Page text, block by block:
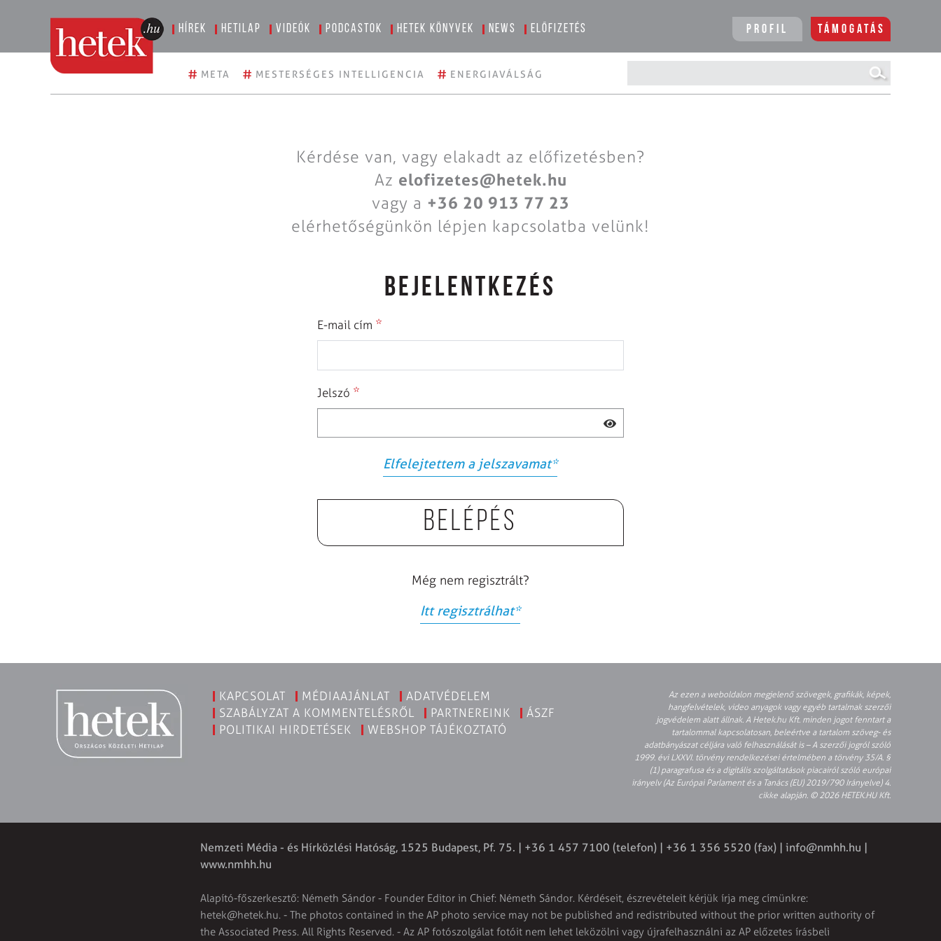
Hírek Hetilap Videók Podcastok Hetek könyvek News Előfizetés Profil Támogatás
# META # MESTERSÉGES INTELLIGENCIA # ENERGIAVÁLSÁG
Kérdése van, vagy elakadt az előfizetésben?
Az elofizetes@hetek.hu
vagy a +36 20 913 77 23
elérhetőségünkön lépjen kapcsolatba velünk!
BEJELENTKEZÉS
E-mail cím *
Jelszó *
Elfelejtettem a jelszavamat*
Belépés
Még nem regisztrált?
Itt regisztrálhat*
KAPCSOLAT MÉDIAAJÁNLAT
ADATVÉDELEM
SZABÁLYZAT A KOMMENTELÉSRŐL
PARTNEREINK
ÁSZF
POLITIKAI HIRDETÉSEK
WEBSHOP TÁJÉKOZTATÓ
Az ezen a weboldalon megjelenő szövegek, grafikák, képek,
hangfelvételek, video anyagok vagy egyéb tartalmak szerzői
jogvédelem alatt állnak. A Hetek.hu Kft. minden jogot fenntart a
tartalommal kapcsolatosan, beleértve a tartalom szöveg- és
adatbányászat céljára való felhasználását is – A szerzői jogról szóló
1999. évi LXXVI. törvény rendelkezései értelmében a törvény 35/A. §
(1) paragrafusa és a digitális szolgáltatások piacairól szóló európai
irányelv (Az Európai Parlament és a Tanács (EU) 2019/790 Irányelve) 4.
cikke alapján. © 2026 HETEK.HU Kft.
Nemzeti Média - és Hírközlési Hatóság, 1525 Budapest, Pf. 75. | +36 1 457 7100 (telefon) | +36 1 356 5520 (fax) | info@nmhh.hu |
www.nmhh.hu
Alapító-főszerkesztő: Németh Sándor - Founder Editor in Chief: Németh Sándor. Kérdéseit, észrevételeit kérjük írja meg címünkre:
hetek@hetek.hu. - The photos contained in the AP photo service may not be published and redistributed without the prior written authority of
the Associated Press. All Rights Reserved. - Az AP fotószolgálat fotóit nem lehet leközölni vagy újrafelhasználni az AP előzetes írásbeli